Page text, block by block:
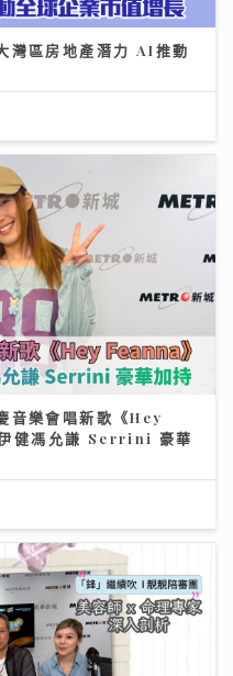
灣區房地產潛力 AI推動
音樂會唱新歌《Hey
健馮允謙 Serrini 豪華